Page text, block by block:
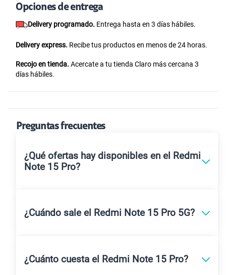
Opciones de entrega
Delivery programado. Entrega hasta en 3 días hábiles.
Delivery express. Recibe tus productos en menos de 24 horas.
Recojo en tienda. Acercate a tu tienda Claro más cercana 3
días hábiles.
Preguntas frecuentes
¿Qué ofertas hay disponibles en el Redmi
Note 15 Pro?
¿Cuándo sale el Redmi Note 15 Pro 5G?
¿Cuánto cuesta el Redmi Note 15 Pro?